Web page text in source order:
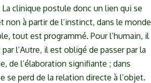
clinique postule donc un lien qui se
non à partir de l’instinct, dans le monde
tout est programmé. Pour l’humain, il
l’Autre, il est obligé de passer par la
de l’élaboration signifiante ; dans
se perd de la relation directe à l’objet.